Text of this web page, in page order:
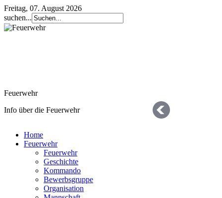
Freitag, 07. August 2026
suchen...
Feuerwehr
Info über die Feuerwehr
Geschichte
Home
Feuerwehr
Feuerwehr
Geschichte
Kommando
Bewerbsgruppe
Organisation